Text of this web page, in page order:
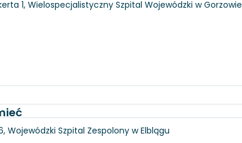
1, Wielospecjalistyczny Szpital Wojewódzki w Gorzowie
Wojewódzki Szpital Zespolony w Elblągu